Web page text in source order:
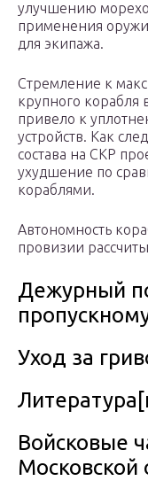
улучшению
применения
для экипажа.
Стремление к
крупного
привело к
устройств. Как
состава на СКР
ухудшение по
кораблями.
Автономность
провизии
Дежурный
Уход за
Войсковые
Московской